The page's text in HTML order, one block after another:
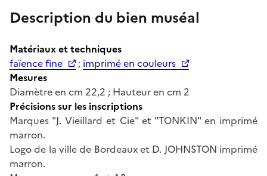
Description du bien muséal
Matériaux et techniques
faïence fine
; imprimé en couleurs
Mesures
Diamètre en cm 22,2 ; Hauteur en cm 2
Précisions sur les inscriptions
Marques "J. Vieillard et Cie" et "TONKIN" en imprimé
marron.
Logo de la ville de Bordeaux et D. JOHNSTON imprimé
marron.